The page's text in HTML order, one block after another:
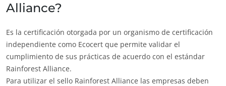
Alliance?
Es la certificación otorgada por un organismo de certificación
independiente como Ecocert que permite validar el
cumplimiento de sus prácticas de acuerdo con el estándar
Rainforest Alliance.
Para utilizar el sello Rainforest Alliance las empresas deben